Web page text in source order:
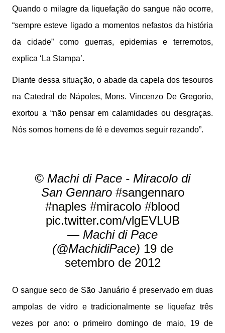
Quando o milagre da liquefação do sangue não ocorre,
“sempre esteve ligado a momentos nefastos da história
da cidade” como guerras, epidemias e terremotos,
explica ‘La Stampa’.
Diante dessa situação, o abade da capela dos tesouros
na Catedral de Nápoles, Mons. Vincenzo De Gregorio,
exortou a “não pensar em calamidades ou desgraças.
Nós somos homens de fé e devemos seguir rezando”.
© Machi di Pace - Miracolo di
San Gennaro #sangennaro
#naples #miracolo #blood
pic.twitter.com/vlgEVLUB
— Machi di Pace
(@MachidiPace) 19 de
setembro de 2012
O sangue seco de São Januário é preservado em duas
ampolas de vidro e tradicionalmente se liquefaz três
vezes por ano: o primeiro domingo de maio, 19 de